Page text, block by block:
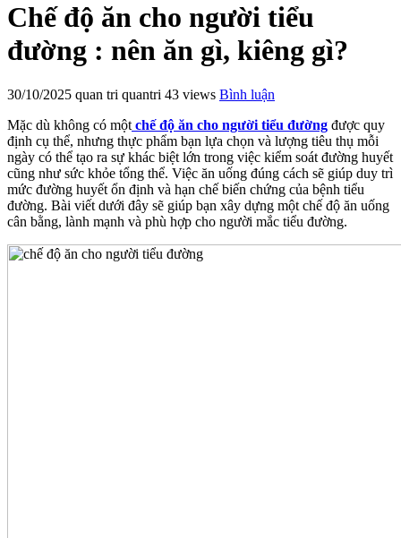
Chế độ ăn cho người tiểu
đường : nên ăn gì, kiêng gì?
30/10/2025 quan tri quantri 43 views Bình luận
Mặc dù không có một chế độ ăn cho người tiểu đường được quy
định cụ thể, nhưng thực phẩm bạn lựa chọn và lượng tiêu thụ mỗi
ngày có thể tạo ra sự khác biệt lớn trong việc kiểm soát đường huyết
cũng như sức khỏe tổng thể. Việc ăn uống đúng cách sẽ giúp duy trì
mức đường huyết ổn định và hạn chế biến chứng của bệnh tiểu
đường. Bài viết dưới đây sẽ giúp bạn xây dựng một chế độ ăn uống
cân bằng, lành mạnh và phù hợp cho người mắc tiểu đường.